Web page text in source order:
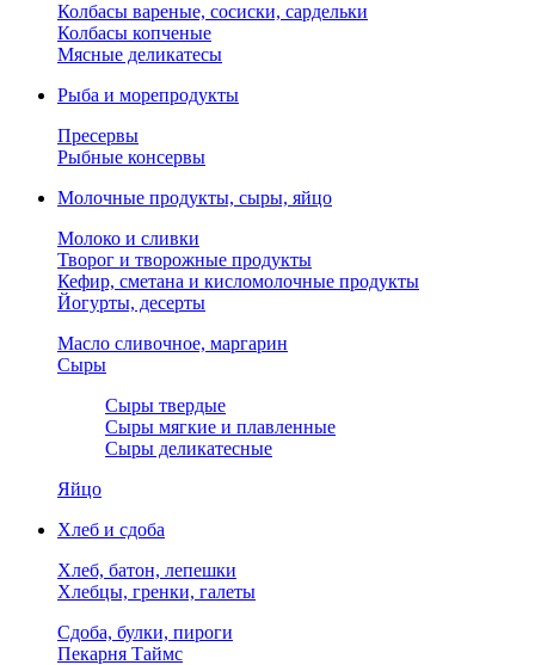
Колбасы вареные, сосиски, сардельки
Колбасы копченые
Мясные деликатесы
Рыба и морепродукты
Пресервы
Рыбные консервы
Молочные продукты, сыры, яйцо
Молоко и сливки
Творог и творожные продукты
Кефир, сметана и кисломолочные продукты
Йогурты, десерты
Масло сливочное, маргарин
Сыры
Сыры твердые
Сыры мягкие и плавленные
Сыры деликатесные
Яйцо
Хлеб и сдоба
Хлеб, батон, лепешки
Хлебцы, гренки, галеты
Сдоба, булки, пироги
Пекарня Таймс